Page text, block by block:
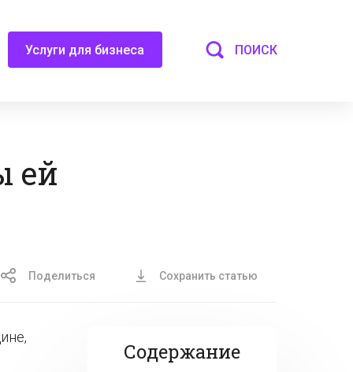
Услуги для бизнеса ПОИСК
ей
Поделиться Сохранить статью
Содержание